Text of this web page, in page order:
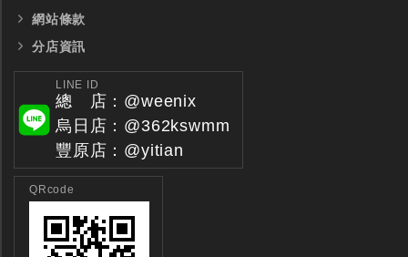
網站條款
分店資訊
LINE ID
總 店：@weenix
烏日店：@362kswmm
豐原店：@yitian
QRcode